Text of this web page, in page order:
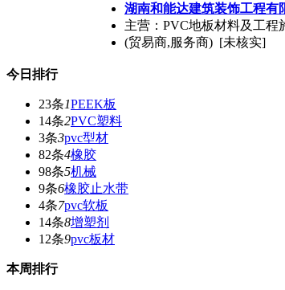
湖南和能达建筑装饰工程有
主营：PVC地板材料及工
(贸易商,服务商) [未核实]
今日排行
23条1PEEK板
14条2PVC塑料
3条3pvc型材
82条4橡胶
98条5机械
9条6橡胶止水带
4条7pvc软板
14条8增塑剂
12条9pvc板材
本周排行